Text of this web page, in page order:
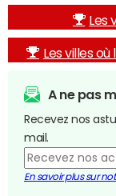
Les
Les villes
A ne pas
Recevez nos
mail.
En savoir plus sur